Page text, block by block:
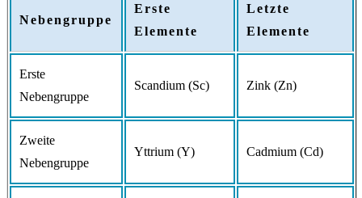
Nebengruppe
Erste
Elemente
Letzte
Elemente
Erste
Nebengruppe
Scandium (Sc) Zink (Zn)
Zweite
Nebengruppe
Yttrium (Y) Cadmium (Cd)